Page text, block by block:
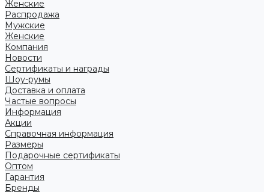
Женские
Распродажа
Мужские
Женские
Компания
Новости
Сертификаты и награды
Шоу-румы
Доставка и оплата
Частые вопросы
Информация
Акции
Справочная информация
Размеры
Подарочные сертификаты
Оптом
Гарантия
Бренды